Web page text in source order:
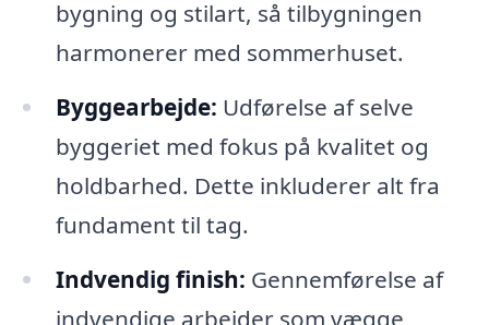
bygning og stilart, så tilbygningen
harmonerer med sommerhuset.
Byggearbejde: Udførelse af selve
byggeriet med fokus på kvalitet og
holdbarhed. Dette inkluderer alt fra
fundament til tag.
Indvendig finish: Gennemførelse af
indvendige arbejder som vægge,